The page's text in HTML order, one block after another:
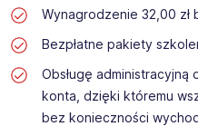
Wynagrodzenie 32,00 zł
Bezpłatne pakiety
Obsługę
konta, dzięki któremu
bez konieczności